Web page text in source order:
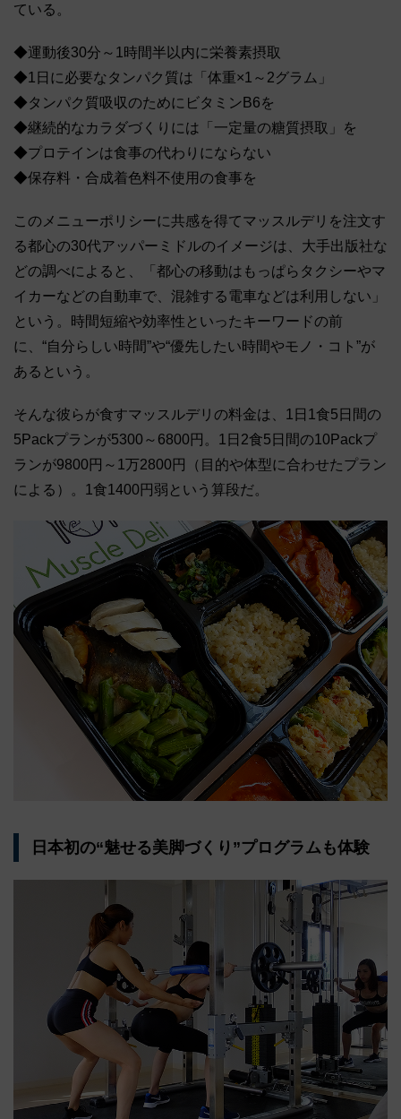
ている。
◆運動後30分～1時間半以内に栄養素摂取
◆1日に必要なタンパク質は「体重×1～2グラム」
◆タンパク質吸収のためにビタミンB6を
◆継続的なカラダづくりには「一定量の糖質摂取」を
◆プロテインは食事の代わりにならない
◆保存料・合成着色料不使用の食事を
このメニューポリシーに共感を得てマッスルデリを注文す
る都心の30代アッパーミドルのイメージは、大手出版社な
どの調べによると、「都心の移動はもっぱらタクシーやマ
イカーなどの自動車で、混雑する電車などは利用しない」
という。時間短縮や効率性といったキーワードの前
に、“自分らしい時間”や“優先したい時間やモノ・コト”が
あるという。
そんな彼らが食すマッスルデリの料金は、1日1食5日間の
5Packプランが5300～6800円。1日2食5日間の10Packプ
ランが9800円～1万2800円（目的や体型に合わせたプラン
による）。1食1400円弱という算段だ。
日本初の“魅せる美脚づくり”プログラムも体験